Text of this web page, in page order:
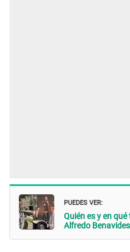
PUEDES VER:
Quién es y en
Alfredo